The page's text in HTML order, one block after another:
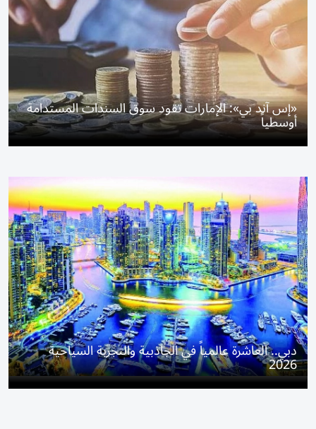
«إس آند بي»: الإمارات تقود سوق السندات المستدامة
أوسطياً
دبي.. العاشرة عالمياً في الجاذبية والتجربة السياحية
2026